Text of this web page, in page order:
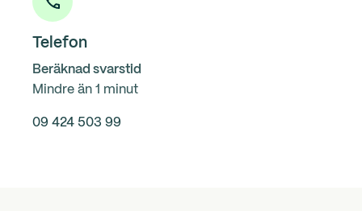
Telefon
Beräknad svarstid
Mindre än 1 minut
09 424 503 99